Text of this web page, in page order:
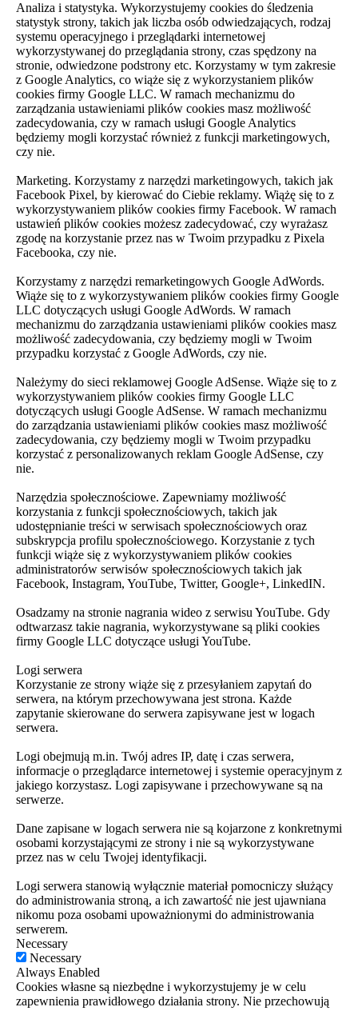
Analiza i statystyka. Wykorzystujemy cookies do śledzenia
statystyk strony, takich jak liczba osób odwiedzających, rodzaj
systemu operacyjnego i przeglądarki internetowej
wykorzystywanej do przeglądania strony, czas spędzony na
stronie, odwiedzone podstrony etc. Korzystamy w tym zakresie
z Google Analytics, co wiąże się z wykorzystaniem plików
cookies firmy Google LLC. W ramach mechanizmu do
zarządzania ustawieniami plików cookies masz możliwość
zadecydowania, czy w ramach usługi Google Analytics
będziemy mogli korzystać również z funkcji marketingowych,
czy nie.
Marketing. Korzystamy z narzędzi marketingowych, takich jak
Facebook Pixel, by kierować do Ciebie reklamy. Wiążę się to z
wykorzystywaniem plików cookies firmy Facebook. W ramach
ustawień plików cookies możesz zadecydować, czy wyrażasz
zgodę na korzystanie przez nas w Twoim przypadku z Pixela
Facebooka, czy nie.
Korzystamy z narzędzi remarketingowych Google AdWords.
Wiąże się to z wykorzystywaniem plików cookies firmy Google
LLC dotyczących usługi Google AdWords. W ramach
mechanizmu do zarządzania ustawieniami plików cookies masz
możliwość zadecydowania, czy będziemy mogli w Twoim
przypadku korzystać z Google AdWords, czy nie.
Należymy do sieci reklamowej Google AdSense. Wiąże się to z
wykorzystywaniem plików cookies firmy Google LLC
dotyczących usługi Google AdSense. W ramach mechanizmu
do zarządzania ustawieniami plików cookies masz możliwość
zadecydowania, czy będziemy mogli w Twoim przypadku
korzystać z personalizowanych reklam Google AdSense, czy
nie.
Narzędzia społecznościowe. Zapewniamy możliwość
korzystania z funkcji społecznościowych, takich jak
udostępnianie treści w serwisach społecznościowych oraz
subskrypcja profilu społecznościowego. Korzystanie z tych
funkcji wiąże się z wykorzystywaniem plików cookies
administratorów serwisów społecznościowych takich jak
Facebook, Instagram, YouTube, Twitter, Google+, LinkedIN.
Osadzamy na stronie nagrania wideo z serwisu YouTube. Gdy
odtwarzasz takie nagrania, wykorzystywane są pliki cookies
firmy Google LLC dotyczące usługi YouTube.
Logi serwera
Korzystanie ze strony wiąże się z przesyłaniem zapytań do
serwera, na którym przechowywana jest strona. Każde
zapytanie skierowane do serwera zapisywane jest w logach
serwera.
Logi obejmują m.in. Twój adres IP, datę i czas serwera,
informacje o przeglądarce internetowej i systemie operacyjnym z
jakiego korzystasz. Logi zapisywane i przechowywane są na
serwerze.
Dane zapisane w logach serwera nie są kojarzone z konkretnymi
osobami korzystającymi ze strony i nie są wykorzystywane
przez nas w celu Twojej identyfikacji.
Logi serwera stanowią wyłącznie materiał pomocniczy służący
do administrowania stroną, a ich zawartość nie jest ujawniana
nikomu poza osobami upoważnionymi do administrowania
serwerem.
Necessary
Necessary
Always Enabled
Cookies własne są niezbędne i wykorzystujemy je w celu
zapewnienia prawidłowego działania strony. Nie przechowują